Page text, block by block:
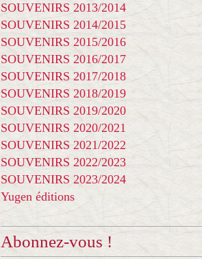
SOUVENIRS 2013/2014
SOUVENIRS 2014/2015
SOUVENIRS 2015/2016
SOUVENIRS 2016/2017
SOUVENIRS 2017/2018
SOUVENIRS 2018/2019
SOUVENIRS 2019/2020
SOUVENIRS 2020/2021
SOUVENIRS 2021/2022
SOUVENIRS 2022/2023
SOUVENIRS 2023/2024
Yugen éditions
Abonnez-vous !